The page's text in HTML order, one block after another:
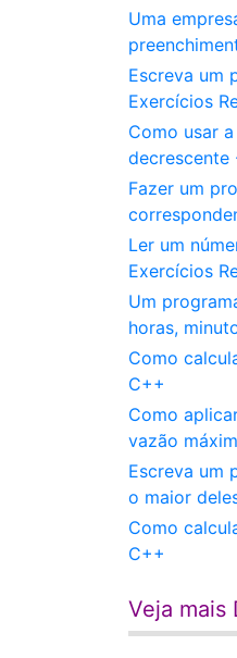
Uma
Escreva um
Exercícios
Como usar
decrescente
Fazer um
Ler um
Exercícios
Um
horas,
Como
C++
Como
vazão
Escreva um
o maior
Como
C++
Veja mais